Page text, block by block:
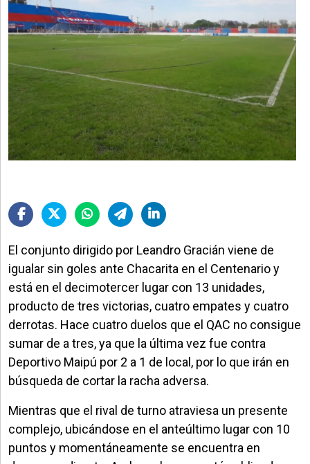
»
Sociedad
El conjunto dirigido por Leandro Gracián viene de
igualar sin goles ante Chacarita en el Centenario y
está en el decimotercer lugar con 13 unidades,
producto de tres victorias, cuatro empates y cuatro
derrotas. Hace cuatro duelos que el QAC no consigue
sumar de a tres, ya que la última vez fue contra
Deportivo Maipú por 2 a 1 de local, por lo que irán en
búsqueda de cortar la racha adversa.
Mientras que el rival de turno atraviesa un presente
complejo, ubicándose en el anteúltimo lugar con 10
puntos y momentáneamente se encuentra en